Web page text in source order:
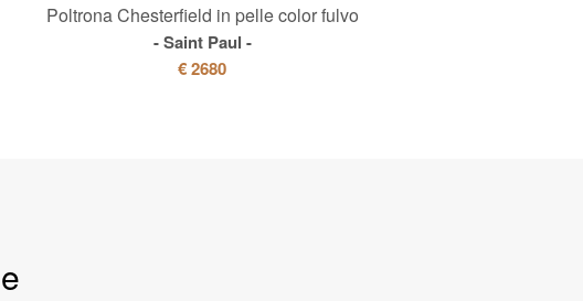
Poltrona Chesterfield in pelle color fulvo
Saint Paul
€ 2680